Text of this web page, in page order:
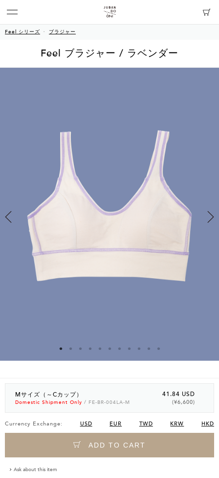
Feel シリーズ ブラジャー
Feel ブラジャー / ラベンダー
Mサイズ（～Cカップ）
Domestic Shipment Only / FE-BR-004LA-M
41.84 USD
(¥6,600)
Currency Exchange: USD EUR TWD KRW HKD
ADD TO CART
Ask about this item